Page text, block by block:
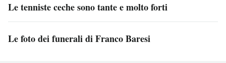
Le tenniste ceche sono tante e molto forti
Le foto dei funerali di Franco Baresi